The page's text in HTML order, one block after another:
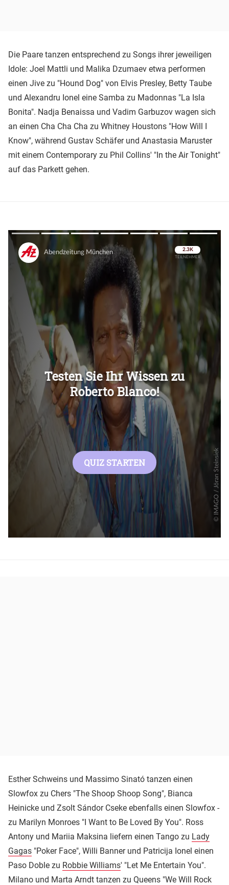
Die Paare tanzen entsprechend zu Songs ihrer jeweiligen
Idole: Joel Mattli und Malika Dzumaev etwa performen
einen Jive zu "Hound Dog" von Elvis Presley, Betty Taube
und Alexandru Ionel eine Samba zu Madonnas "La Isla
Bonita". Nadja Benaissa und Vadim Garbuzov wagen sich
an einen Cha Cha Cha zu Whitney Houstons "How Will I
Know", während Gustav Schäfer und Anastasia Maruster
mit einem Contemporary zu Phil Collins' "In the Air Tonight"
auf das Parkett gehen.
Überspringen
Überspringen
Esther Schweins und Massimo Sinató tanzen einen
Slowfox zu Chers "The Shoop Shoop Song", Bianca
Heinicke und Zsolt Sándor Cseke ebenfalls einen Slowfox -
zu Marilyn Monroes "I Want to Be Loved By You". Ross
Antony und Mariia Maksina liefern einen Tango zu Lady
Gagas "Poker Face", Willi Banner und Patricija Ionel einen
Paso Doble zu Robbie Williams' "Let Me Entertain You".
Milano und Marta Arndt tanzen zu Queens "We Will Rock